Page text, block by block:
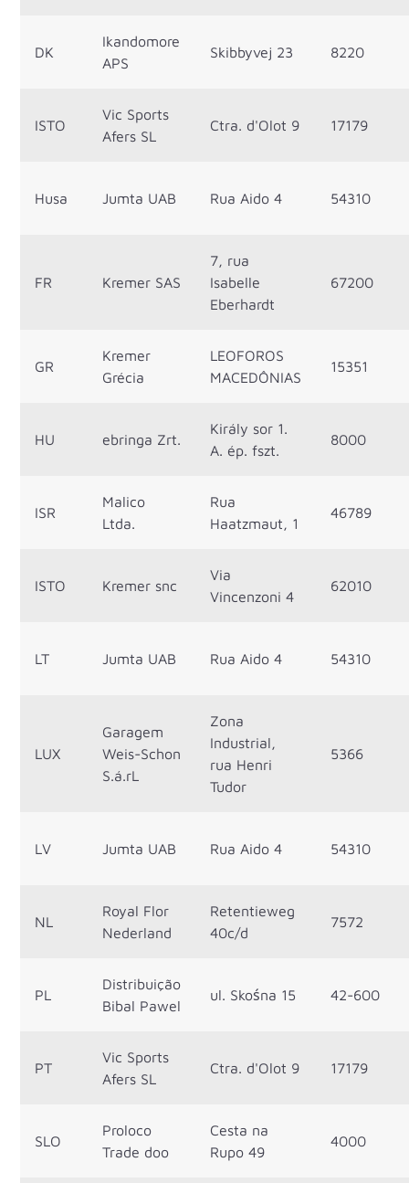
DK
Ikandomore
APS
Skibbyvej 23 8220
ISTO
Vic Sports
Afers SL
Ctra. d'Olot 9 17179
Husa Jumta UAB Rua Aido 4 54310
FR Kremer SAS
7, rua
Isabelle
Eberhardt
67200
GR
Kremer
Grécia
LEOFOROS
MACEDÔNIAS
15351
HU ebringa Zrt.
Király sor 1.
A. ép. fszt.
8000
ISR
Malico
Ltda.
Rua
Haatzmaut, 1
46789
ISTO Kremer snc
Via
Vincenzoni 4
62010
LT Jumta UAB Rua Aido 4 54310
LUX
Garagem
Weis-Schon
S.á.rL
Zona
Industrial,
rua Henri
Tudor
5366
LV Jumta UAB Rua Aido 4 54310
NL
Royal Flor
Nederland
Retentieweg
40c/d
7572
PL
Distribuição
Bibal Pawel
ul. Skośna 15 42-600
PT
Vic Sports
Afers SL
Ctra. d'Olot 9 17179
SLO
Proloco
Trade doo
Cesta na
Rupo 49
4000